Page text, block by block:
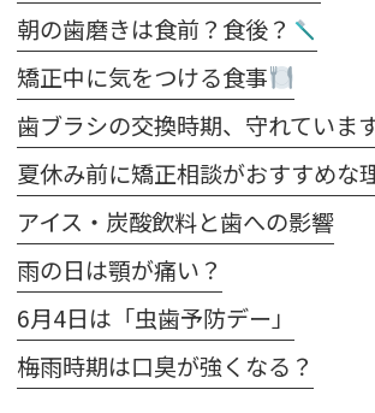
朝の歯磨きは食前？食後？
矯正中に気をつける食事
歯ブラシの交換時期、守れていま
夏休み前に矯正相談がおすすめな
アイス・炭酸飲料と歯への影響
雨の日は顎が痛い？
6月4日は「虫歯予防デー」
梅雨時期は口臭が強くなる？